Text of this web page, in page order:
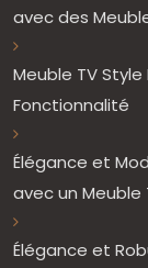
avec des
Meuble TV
Fonctionnalité
Élégance et
avec un Meuble
Élégance et